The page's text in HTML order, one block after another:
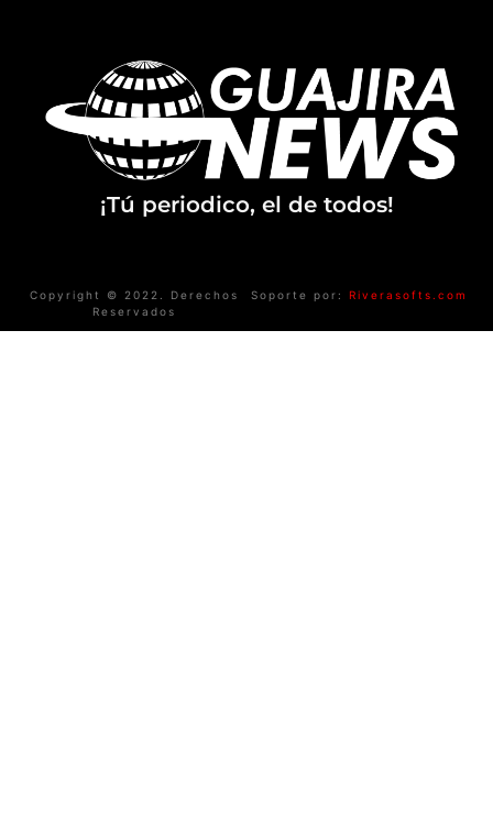
¡Tú periodico, el de todos!
Copyright © 2022. Derechos
Reservados
Soporte por: Riverasofts.com